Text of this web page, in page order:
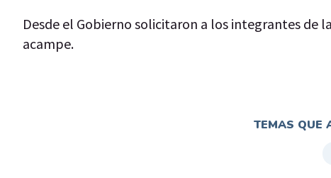
Desde el Gobierno solicitaron a los integrantes de
acampe.
TEMAS QUE